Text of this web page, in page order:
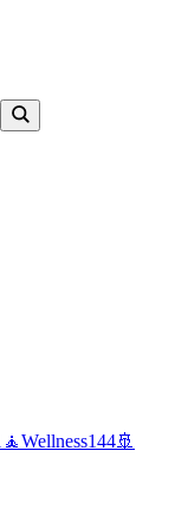
🧘Wellness144🚢